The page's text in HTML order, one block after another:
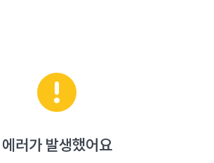
에러가 발생했어요